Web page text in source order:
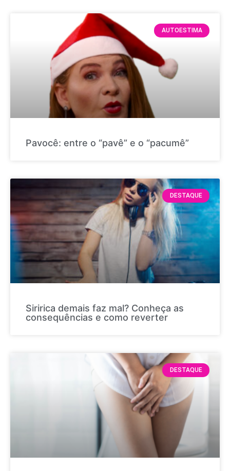
AUTOESTIMA
Pavocê: entre o “pavê” e o “pacumê”
DESTAQUE
Siririca demais faz mal? Conheça as
consequências e como reverter
DESTAQUE